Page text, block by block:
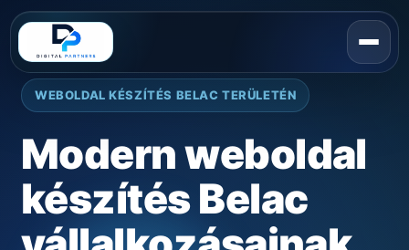
WEBOLDAL KÉSZÍTÉS BELAC TERÜLETÉN
Modern weboldal
készítés Belac